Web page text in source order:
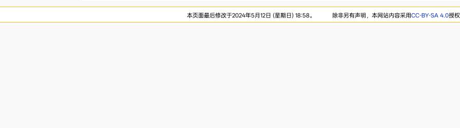
本页面最后修改于2024年5月12日 (星期日) 18:58。 除非另有声明，本网站内容采用CC-BY-SA 4.0授权